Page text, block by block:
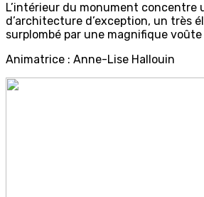
L’intérieur du monument concentre
d’architecture d’exception, un très
surplombé par une magnifique
Animatrice : Anne-Lise Hallouin